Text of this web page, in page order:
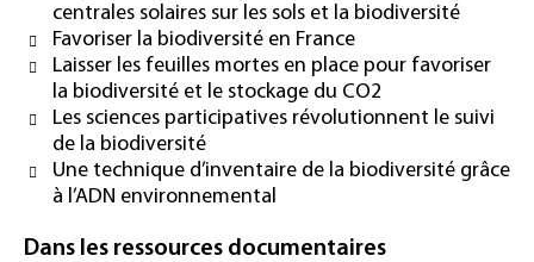
centrales solaires sur les sols et la biodiversité
Favoriser la biodiversité en France
Laisser les feuilles mortes en place pour favoriser
la biodiversité et le stockage du CO2
Les sciences participatives révolutionnent le suivi
de la biodiversité
Une technique d’inventaire de la biodiversité grâce
à l’ADN environnemental
Dans les ressources documentaires